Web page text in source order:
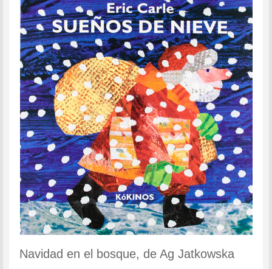
Navidad en el bosque, de Ag Jatkowska